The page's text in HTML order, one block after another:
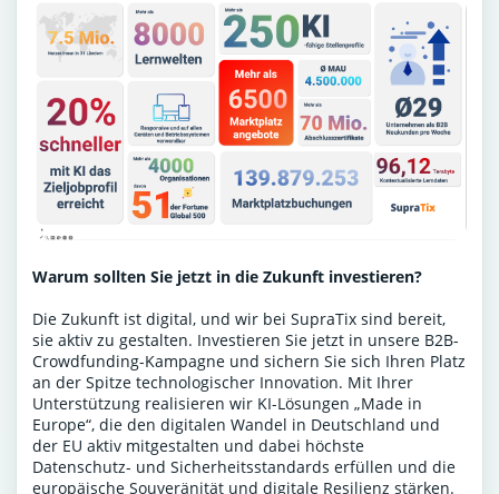
Warum sollten Sie jetzt in die Zukunft investieren?
Die Zukunft ist digital, und wir bei SupraTix sind bereit,
sie aktiv zu gestalten. Investieren Sie jetzt in unsere B2B-
Crowdfunding-Kampagne und sichern Sie sich Ihren Platz
an der Spitze technologischer Innovation. Mit Ihrer
Unterstützung realisieren wir KI-Lösungen „Made in
Europe“, die den digitalen Wandel in Deutschland und
der EU aktiv mitgestalten und dabei höchste
Datenschutz- und Sicherheitsstandards erfüllen und die
europäische Souveränität und digitale Resilienz stärken.